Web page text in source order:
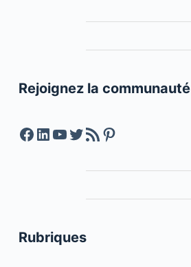
Rejoignez la communauté
Facebook
LinkedIn
YouTube
Twitter
Feed RSSPinterest
Rubriques